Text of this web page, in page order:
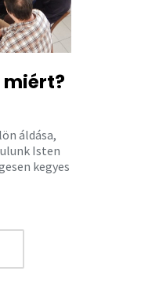
áldása,
Isten
kegyes